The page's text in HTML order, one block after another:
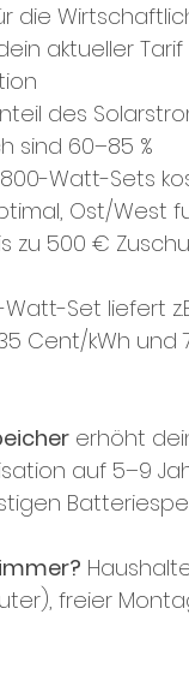
die
aktueller
des
sind 60–85 %
800-Watt-Sets
Ost/West
zu 500 €
Watt-Set liefert
Cent/kWh und
erhöht
auf 5–9
freier